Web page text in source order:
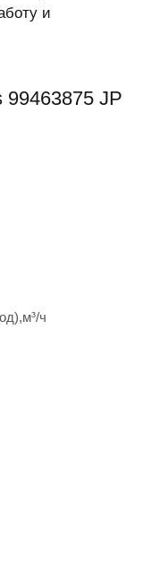
и
99463875 JP
ч